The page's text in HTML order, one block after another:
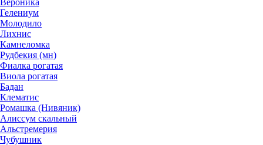
Вероника
Гелениум
Молодило
Лихнис
Камнеломка
Рудбекия (мн)
Фиалка рогатая
Виола рогатая
Бадан
Клематис
Ромашка (Нивяник)
Алиссум скальный
Альстремерия
Чубушник